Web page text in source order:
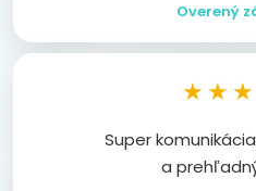
Overený
Super
a